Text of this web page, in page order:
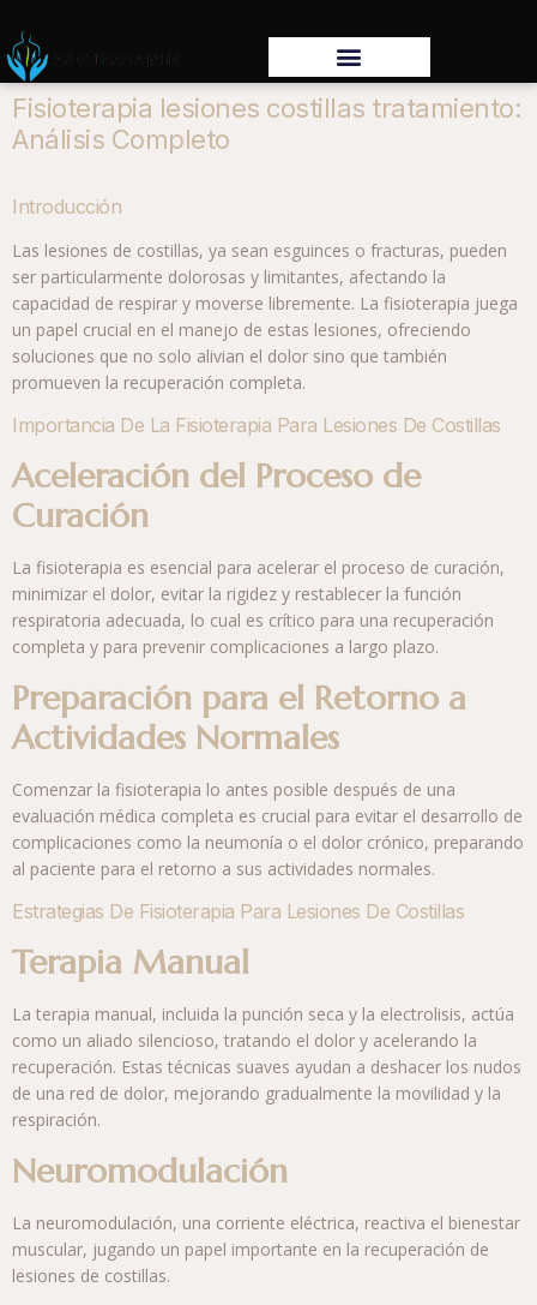
Fisioterapia lesiones costillas tratamiento:
Análisis Completo
Introducción
Las lesiones de costillas, ya sean esguinces o fracturas, pueden
ser particularmente dolorosas y limitantes, afectando la
capacidad de respirar y moverse libremente. La fisioterapia juega
un papel crucial en el manejo de estas lesiones, ofreciendo
soluciones que no solo alivian el dolor sino que también
promueven la recuperación completa.
Importancia De La Fisioterapia Para Lesiones De Costillas
Aceleración del Proceso de
Curación
La fisioterapia es esencial para acelerar el proceso de curación,
minimizar el dolor, evitar la rigidez y restablecer la función
respiratoria adecuada, lo cual es crítico para una recuperación
completa y para prevenir complicaciones a largo plazo.
Preparación para el Retorno a
Actividades Normales
Comenzar la fisioterapia lo antes posible después de una
evaluación médica completa es crucial para evitar el desarrollo de
complicaciones como la neumonía o el dolor crónico, preparando
al paciente para el retorno a sus actividades normales.
Estrategias De Fisioterapia Para Lesiones De Costillas
Terapia Manual
La terapia manual, incluida la punción seca y la electrolisis, actúa
como un aliado silencioso, tratando el dolor y acelerando la
recuperación. Estas técnicas suaves ayudan a deshacer los nudos
de una red de dolor, mejorando gradualmente la movilidad y la
respiración.
Neuromodulación
La neuromodulación, una corriente eléctrica, reactiva el bienestar
muscular, jugando un papel importante en la recuperación de
lesiones de costillas.